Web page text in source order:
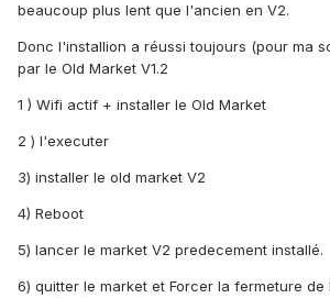
beaucoup plus lent que l'ancien en V2.
Donc l'installion a réussi toujours (pour ma
par le Old Market V1.2
1 ) Wifi actif + installer le Old Market
2 ) l'executer
3) installer le old market V2
4) Reboot
5) lancer le market V2 predecement installé.
6) quitter le market et Forcer la fermeture